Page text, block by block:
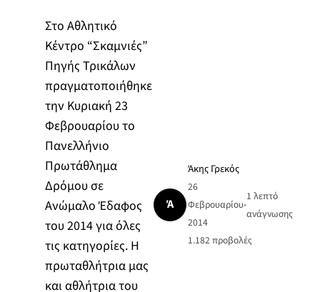
Στο Αθλητικό
Κέντρο “Σκαμνιές”
Πηγής Τρικάλων
πραγματοποιήθηκε
την Κυριακή 23
Φεβρουαρίου το
Πανελλήνιο
Πρωτάθλημα
Δρόμου σε
Ανώμαλο Έδαφος
του 2014 για όλες
τις κατηγορίες. Η
πρωταθλήτρια μας
και αθλήτρια του
Ά
Άκης Γρεκός
26
Φεβρουαρίου
2014
•
1 λεπτό
ανάγνωσης
1.182 προβολές